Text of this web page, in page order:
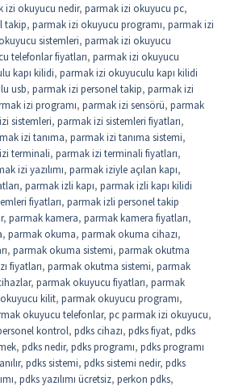
izi okuyucu nedir, parmak izi okuyucu pc,
takip, parmak izi okuyucu programı, parmak izi
sistemleri, parmak izi okuyucu
telefonlar fiyatları, parmak izi okuyucu
kapı kilidi, parmak izi okuyuculu kapı kilidi
usb, parmak izi personel takip, parmak izi
izi programı, parmak izi sensörü, parmak
sistemleri, parmak izi sistemleri fiyatları,
izi tanıma, parmak izi tanıma sistemi,
terminali, parmak izi terminali fiyatları,
izi yazılımı, parmak iziyle açılan kapı,
, parmak izli kapı, parmak izli kapı kilidi
fiyatları, parmak izli personel takip
, parmak kamera, parmak kamera fiyatları,
, parmak okuma, parmak okuma cihazı,
, parmak okuma sistemi, parmak okutma
fiyatları, parmak okutma sistemi, parmak
, parmak okuyucu fiyatları, parmak
kilit, parmak okuyucu programı,
okuyucu telefonlar, pc parmak izi okuyucu,
kontrol, pdks cihazı, pdks fiyat, pdks
, pdks nedir, pdks programı, pdks programı
, pdks sistemi, pdks sistemi nedir, pdks
, pdks yazılımı ücretsiz, perkon pdks,